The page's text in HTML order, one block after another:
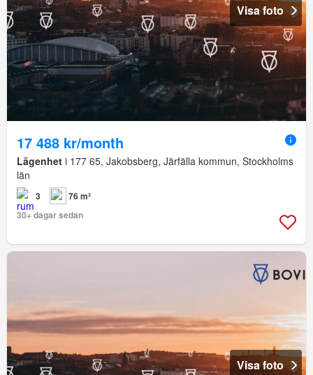
Visa foto
17 488 kr/month
Lägenhet i 177 65, Jakobsberg, Järfälla kommun, Stockholms
län
3
76 m²
30+ dagar sedan
Visa foto